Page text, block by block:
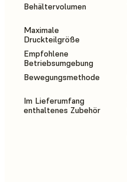
Behältervolumen
Maximale
Druckteilgröße
Empfohlene
Betriebsumgebung
Bewegungsmethode
Im Lieferumfang
enthaltenes Zubehör